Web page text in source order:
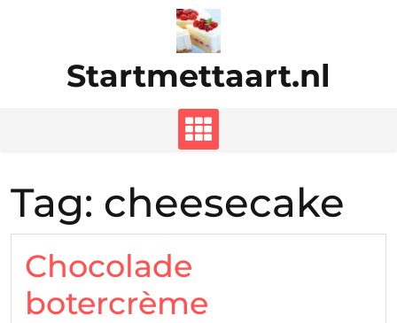
Startmettaart.nl
Tag: cheesecake
Chocolade
botercrème